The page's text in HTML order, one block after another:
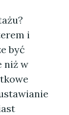
i
być
niż w